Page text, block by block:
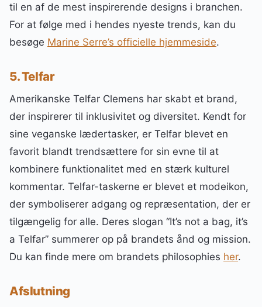
til en af de mest inspirerende designs i branchen.
For at følge med i hendes nyeste trends, kan du
besøge Marine Serre’s officielle hjemmeside.
5. Telfar
Amerikanske Telfar Clemens har skabt et brand,
der inspirerer til inklusivitet og diversitet. Kendt for
sine veganske lædertasker, er Telfar blevet en
favorit blandt trendsættere for sin evne til at
kombinere funktionalitet med en stærk kulturel
kommentar. Telfar-taskerne er blevet et modeikon,
der symboliserer adgang og repræsentation, der er
tilgængelig for alle. Deres slogan “It’s not a bag, it’s
a Telfar” summerer op på brandets ånd og mission.
Du kan finde mere om brandets philosophies her.
Afslutning